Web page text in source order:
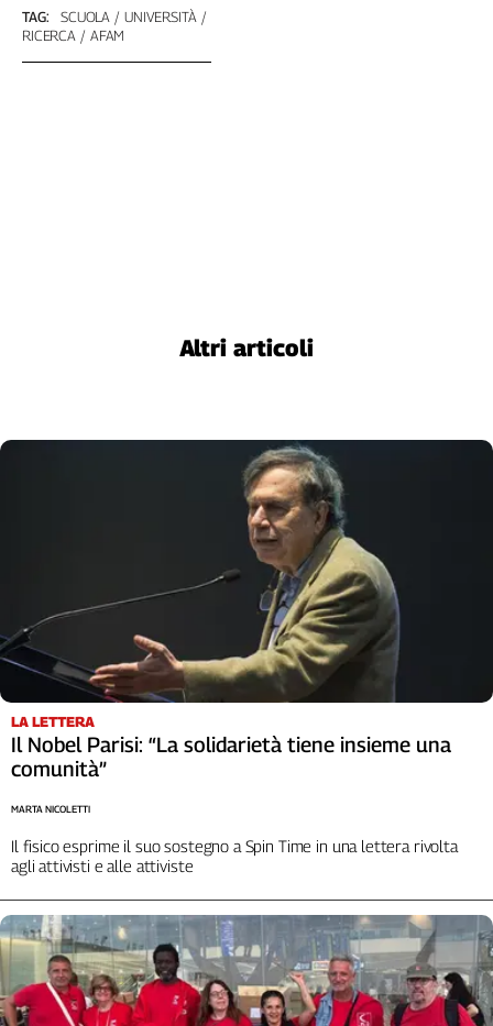
Cerca
TAG: SCUOLA
UNIVERSITÀ
RICERCA
AFAM
Altri articoli
LA LETTERA
Il Nobel Parisi: “La solidarietà tiene insieme una
comunità”
Il fisico esprime il suo sostegno a Spin Time in una lettera rivolta
agli attivisti e alle attiviste
MARTA NICOLETTI